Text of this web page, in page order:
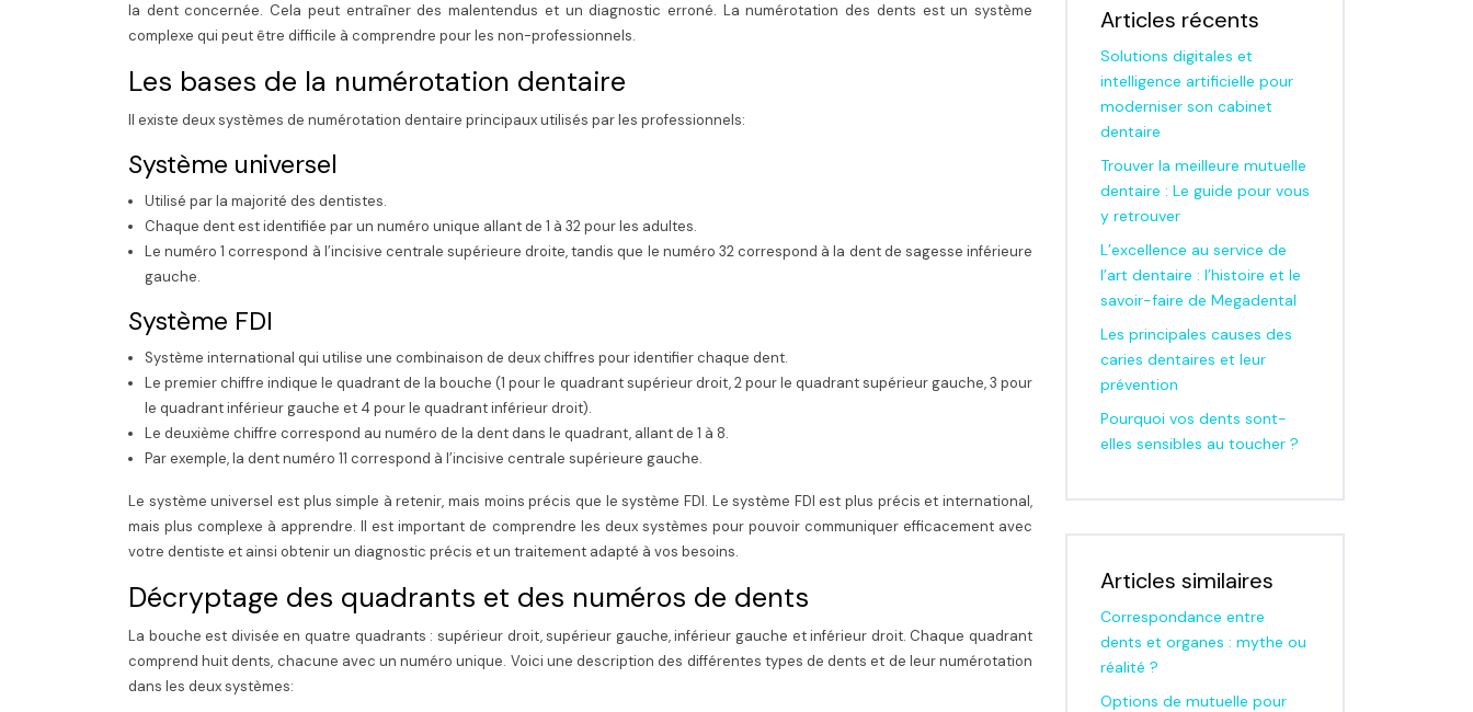
la dent concernée. Cela peut entraîner des malentendus et un diagnostic erroné. La numérotation des dents est un système
complexe qui peut être difficile à comprendre pour les non-professionnels.
Les bases de la numérotation dentaire
Il existe deux systèmes de numérotation dentaire principaux utilisés par les professionnels:
Système universel
Utilisé par la majorité des dentistes.
Chaque dent est identifiée par un numéro unique allant de 1 à 32 pour les adultes.
Le numéro 1 correspond à l’incisive centrale supérieure droite, tandis que le numéro 32 correspond à la dent de sagesse inférieure
gauche.
Système FDI
Système international qui utilise une combinaison de deux chiffres pour identifier chaque dent.
Le premier chiffre indique le quadrant de la bouche (1 pour le quadrant supérieur droit, 2 pour le quadrant supérieur gauche, 3 pour
le quadrant inférieur gauche et 4 pour le quadrant inférieur droit).
Le deuxième chiffre correspond au numéro de la dent dans le quadrant, allant de 1 à 8.
Par exemple, la dent numéro 11 correspond à l’incisive centrale supérieure gauche.
Le système universel est plus simple à retenir, mais moins précis que le système FDI. Le système FDI est plus précis et international,
mais plus complexe à apprendre. Il est important de comprendre les deux systèmes pour pouvoir communiquer efficacement avec
votre dentiste et ainsi obtenir un diagnostic précis et un traitement adapté à vos besoins.
Décryptage des quadrants et des numéros de dents
La bouche est divisée en quatre quadrants : supérieur droit, supérieur gauche, inférieur gauche et inférieur droit. Chaque quadrant
comprend huit dents, chacune avec un numéro unique. Voici une description des différentes types de dents et de leur numérotation
dans les deux systèmes:
Articles récents
Solutions digitales et
intelligence artificielle pour
moderniser son cabinet
dentaire
Trouver la meilleure mutuelle
dentaire : Le guide pour vous
y retrouver
L’excellence au service de
l’art dentaire : l’histoire et le
savoir-faire de Megadental
Les principales causes des
caries dentaires et leur
prévention
Pourquoi vos dents sont-
elles sensibles au toucher ?
Articles similaires
Correspondance entre
dents et organes : mythe ou
réalité ?
Options de mutuelle pour